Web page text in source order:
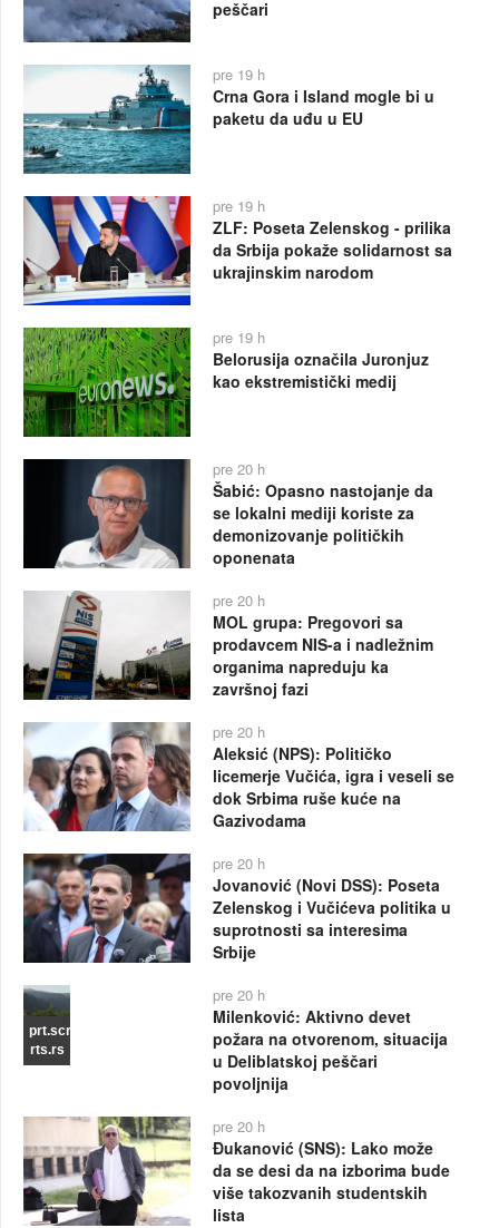
peščari
pre 19 h
Crna Gora i Island mogle bi u
paketu da uđu u EU
pre 19 h
ZLF: Poseta Zelenskog - prilika
da Srbija pokaže solidarnost sa
ukrajinskim narodom
pre 19 h
Belorusija označila Juronjuz
kao ekstremistički medij
pre 20 h
Šabić: Opasno nastojanje da
se lokalni mediji koriste za
demonizovanje političkih
oponenata
pre 20 h
MOL grupa: Pregovori sa
prodavcem NIS-a i nadležnim
organima napreduju ka
završnoj fazi
pre 20 h
Aleksić (NPS): Političko
licemerje Vučića, igra i veseli se
dok Srbima ruše kuće na
Gazivodama
pre 20 h
Jovanović (Novi DSS): Poseta
Zelenskog i Vučićeva politika u
suprotnosti sa interesima
Srbije
prt.scr
rts.rs
pre 20 h
Milenković: Aktivno devet
požara na otvorenom, situacija
u Deliblatskoj peščari
povoljnija
pre 20 h
Đukanović (SNS): Lako može
da se desi da na izborima bude
više takozvanih studentskih
lista